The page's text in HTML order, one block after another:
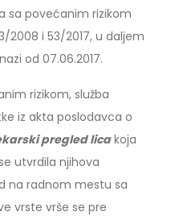
sa povećanim rizikom
2008 i 53/2017, u daljem
od 07.06.2017.
rizikom, služba
iz akta poslodavca o
pregled licakoja
utvrdila njihova
na radnom mestu sa
vrste vrše se pre